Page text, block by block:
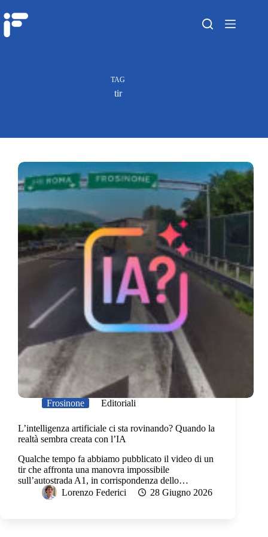
TAG
tir
Frosinone Editoriali
L’intelligenza artificiale ci sta rovinando? Quando la
realtà sembra creata con l’IA
Qualche tempo fa abbiamo pubblicato il video di un
tir che affronta una manovra impossibile
sull’autostrada A1, in corrispondenza dello…
Lorenzo Federici
28 Giugno 2026